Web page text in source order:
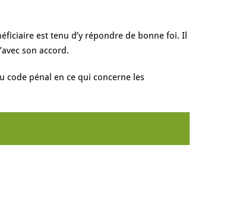
est tenu d’y répondre de bonne foi. Il
son accord.
code pénal en ce qui concerne les